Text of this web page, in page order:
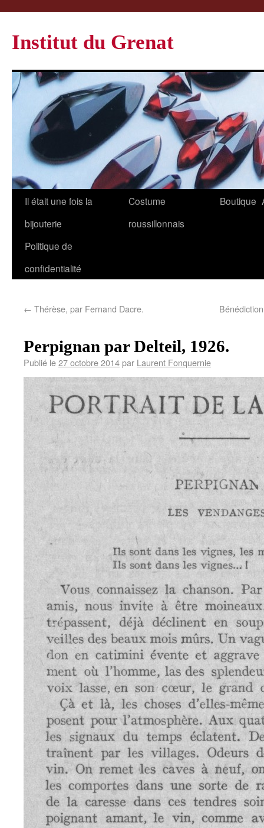
Institut du Grenat
Il était une fois la
bijouterie
Costume
roussillonnais
Boutique
Politique de
confidentialité
← Thérèse, par Fernand Dacre.
Perpignan par Delteil, 1926.
Publié le27 octobre 2014par Laurent Fonquernie